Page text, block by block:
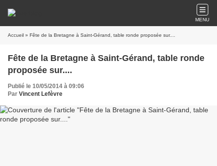
MENU
Accueil » Fête de la Bretagne à Saint-Gérand, table ronde proposée sur....
Fête de la Bretagne à Saint-Gérand, table ronde
proposée sur....
Publié le 10/05/2014 à 09:06
Par Vincent Lefèvre